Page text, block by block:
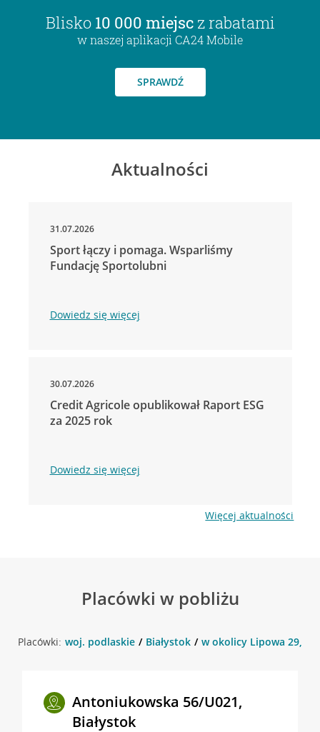
Blisko 10 000 miejsc z rabatami
w naszej aplikacji CA24 Mobile
SPRAWDŹ
Aktualności
31.07.2026
Sport łączy i pomaga. Wsparliśmy
Fundację Sportolubni
Dowiedz się więcej
30.07.2026
Credit Agricole opublikował Raport ESG
za 2025 rok
Dowiedz się więcej
Więcej aktualności
Placówki w pobliżu
Placówki: woj. podlaskie Białystok w okolicy Lipowa 29,
Antoniukowska 56/U021,
Białystok